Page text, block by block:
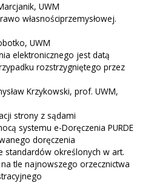
UWM
własnościprzemysłowej.
UWM
elektronicznego jest datą
rozstrzygniętego przez
Krzykowski, prof. UWM,
strony z sądami
systemu e-Doręczenia PURDE
doręczenia
standardów określonych w art.
tle najnowszego orzecznictwa